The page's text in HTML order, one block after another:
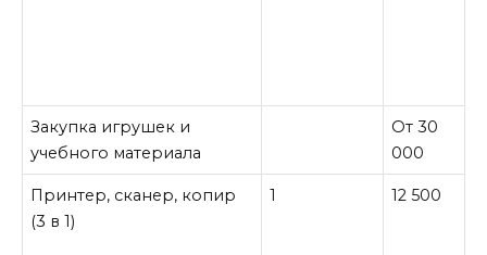
Закупка игрушек и
учебного материала
От 30
000
Принтер, сканер, копир
(3 в 1)
1 12 500